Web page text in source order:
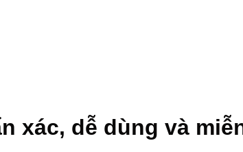
xác, dễ dùng và